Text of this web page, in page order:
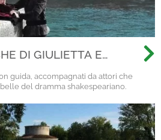
DI GIULIETTA E
guida, accompagnati da attori che
del dramma shakespeariano.